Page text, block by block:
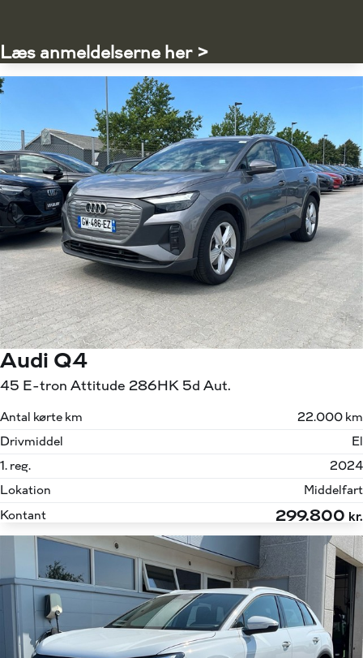
Læs anmeldelserne her >
Audi Q4
45 E-tron Attitude 286HK 5d Aut.
Antal kørte km
22.000 km
Drivmiddel
El
1. reg.
2024
Lokation
Middelfart
Kontant
299.800 kr.